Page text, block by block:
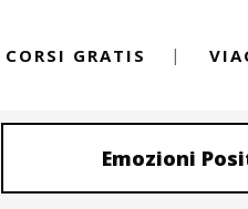
CORSI GRATIS
Emozioni